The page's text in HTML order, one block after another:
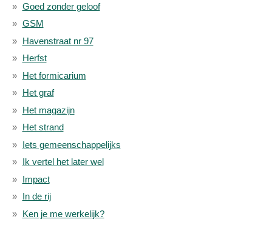
Goed zonder geloof
GSM
Havenstraat nr 97
Herfst
Het formicarium
Het graf
Het magazijn
Het strand
Iets gemeenschappelijks
Ik vertel het later wel
Impact
In de rij
Ken je me werkelijk?